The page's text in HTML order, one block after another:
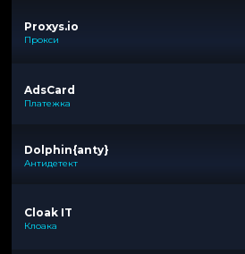
Proxys.io
Прокси
AdsCard
Платежка
Dolphin{anty}
Антидетект
Cloak IT
Клоака